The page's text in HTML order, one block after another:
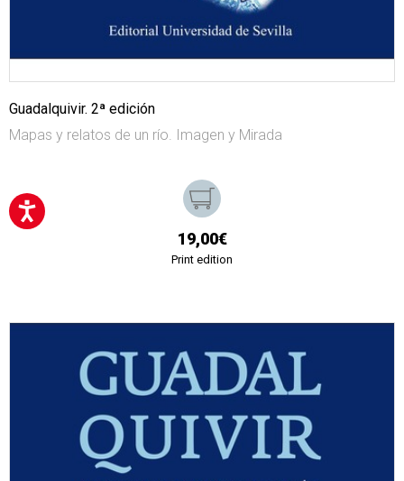
Guadalquivir. 2ª edición
Mapas y relatos de un río. Imagen y Mirada
19,00€
Print edition